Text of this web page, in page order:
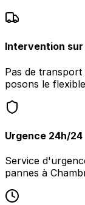
Intervention
Pas de
posons le
Urgence 24h/24
Service
pannes à